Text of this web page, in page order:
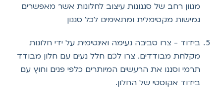
מגוון רחב של סגנונות עיצוב לחלונות אשר מאפשרים
גמישות מקסימלית ומתאימים לכל סגנון
בידוד - צרו סביבה נעימה ואינטימית על ידי חלונות
מקלחת מבודדים. צרו לכם חלל נעים עם חלון מבודד
תרמי וסננו את הרעשים המיותרים כלפי פנים וחוץ עם
בידוד אקוסטי של החלון.